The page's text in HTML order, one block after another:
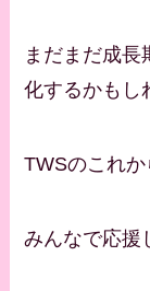
まだまだ成
化するかもし
TWSのこれか
みんなで応